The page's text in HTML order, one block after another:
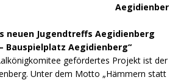
Aegidienber
neuen Jugendtreffs Aegidienberg
Bauspielplatz Aegidienberg“
gefördertes Projekt ist der
Unter dem Motto „Hämmern statt